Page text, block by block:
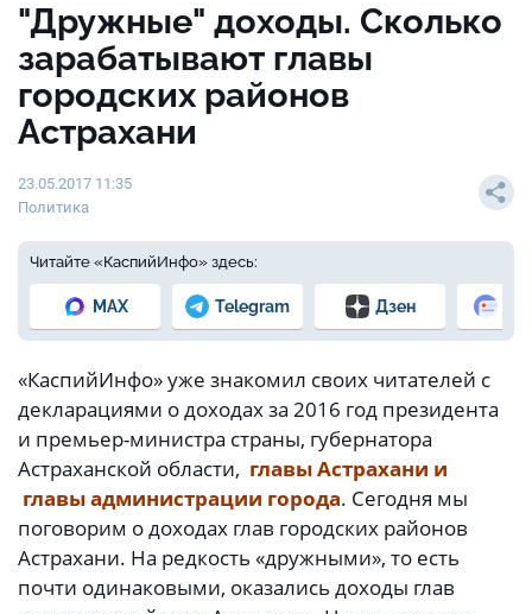
"Дружные" доходы. Сколько
зарабатывают главы
городских районов
Астрахани
23.05.2017 11:35
Политика
Читайте «КаспийИнфо» здесь:
MAX Telegram Дзен
«КаспийИнфо» уже знакомил своих читателей с
декларациями о доходах за 2016 год президента
и премьер-министра страны, губернатора
Астраханской области, главы Астрахани и
главы администрации города. Сегодня мы
поговорим о доходах глав городских районов
Астрахани. На редкость «дружными», то есть
почти одинаковыми, оказались доходы глав